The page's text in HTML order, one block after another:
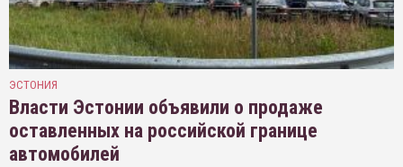
ЭСТОНИЯ
Власти Эстонии объявили о продаже
оставленных на российской границе
автомобилей